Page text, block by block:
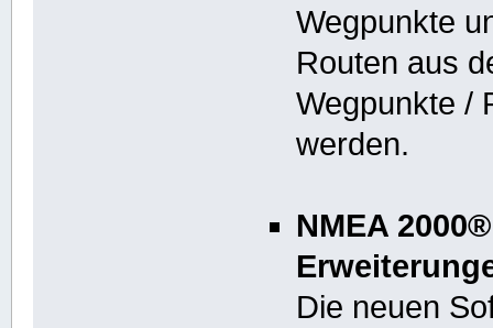
Wegpunkte
Routen aus
Wegpunkte /
werden.
NMEA
Die neuen